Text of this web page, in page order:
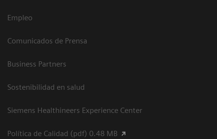
Empleo
Comunicados de Prensa
Business Partners
Sostenibilidad en salud
Siemens Healthineers Experience Center
Política de Calidad (pdf) 0.48 MB